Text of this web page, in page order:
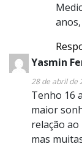
Yasmin
28 de abril de
Tenho 16
maior
relação
mas